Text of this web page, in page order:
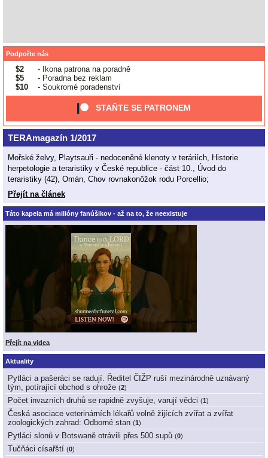
Podpořte nás
$2
- Ikona patrona na poradně
$5
- Poradna bez reklam
$10
- Soukromé poradenství
STAŇTE SE PATRONEM
TERAmagazín 1/2017
Mořské želvy, Playtsauři - nedoceněné klenoty v teráriích, Historie
herpetologie a teraristiky v České republice - část 10., Úvod do
teraristiky (42), Omán, Chov rovnakonôžok rodu Porcellio;
Přejít na článek
Táto kapela má milióny fanúšikov - až na to, že neexistuje
Přejít na videa
Aktuality
Pytláci a pašeráci se radují. Ředitel ČIŽP ruší mezinárodně uznávaný
tým, potírající obchod s ohrože (2)
Počet invazních druhů se rapidně zvyšuje, varují vědci (1 )
Česká asociace veterinárních lékařů volně žijících zvířat a zvířat
zoologických zahrad: Odborné stan (1 )
Pytláci slonů v Botswaně otrávili přes 500 supů (0)
Tučňáci císařští (0)